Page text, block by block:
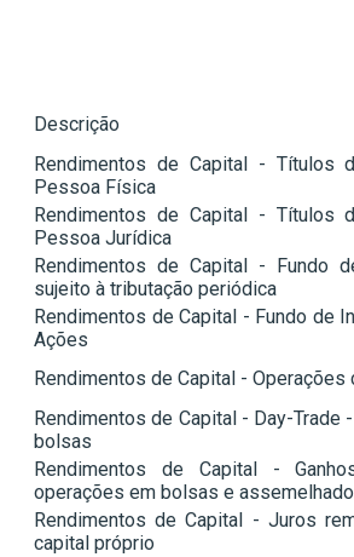
Descrição
Rendimentos de Capital - Títulos
Pessoa Física
Rendimentos de Capital - Títulos
Pessoa Jurídica
Rendimentos de Capital - Fundo
sujeito à tributação periódica
Rendimentos de Capital - Fundo de
Ações
Rendimentos de Capital - Operações
Rendimentos de Capital - Day-Trade
bolsas
Rendimentos de Capital -
operações em bolsas e
Rendimentos de Capital - Juros
capital próprio